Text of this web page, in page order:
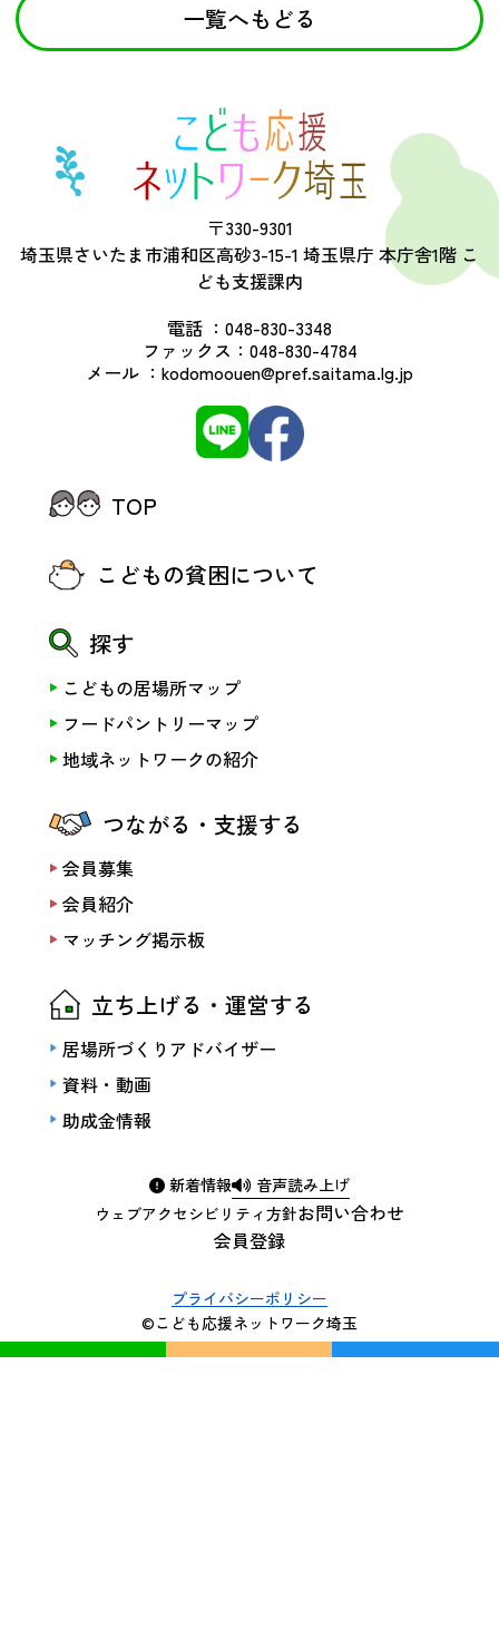
一覧へもどる
〒330-9301
埼玉県さいたま市浦和区高砂3-15-1 埼玉県庁 本庁舎1階 こ
ども支援課内
電話 ： 048-830-3348
ファックス： 048-830-4784
メール ： kodomoouen@pref.saitama.lg.jp
新着情報 音声読み上げ
会員登録
お問い合わせ
ウェブアクセシビリティ方針
TOP
こどもの貧困について
探す
こどもの居場所マップ
フードパントリーマップ
地域ネットワークの紹介
つながる・支援する
会員募集
会員紹介
マッチング掲示板
立ち上げる・運営する
居場所づくりアドバイザー
資料・動画
助成金情報
プライバシーポリシー
©こども応援ネットワーク埼玉